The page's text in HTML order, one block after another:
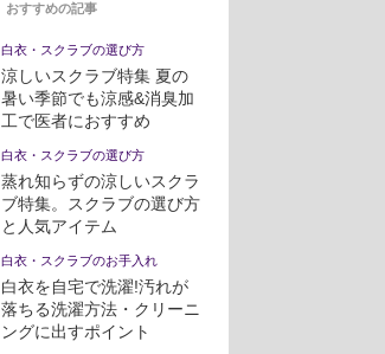
おすすめの記事
白衣・スクラブの選び方
涼しいスクラブ特集 夏の
暑い季節でも涼感&消臭加
工で医者におすすめ
白衣・スクラブの選び方
蒸れ知らずの涼しいスクラ
ブ特集。スクラブの選び方
と人気アイテム
白衣・スクラブのお手入れ
白衣を自宅で洗濯!汚れが
落ちる洗濯方法・クリーニ
ングに出すポイント